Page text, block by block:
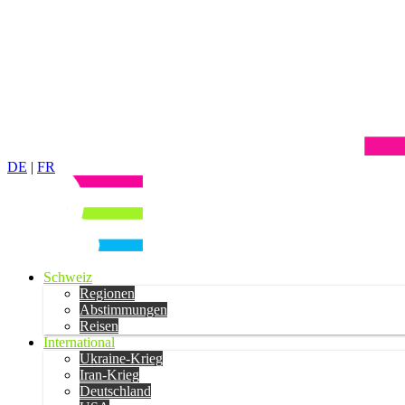
DE | FR
Schweiz
Regionen
Abstimmungen
Reisen
International
Ukraine-Krieg
Iran-Krieg
Deutschland